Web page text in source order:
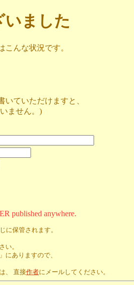
ました
んな状況です。
ていただけますと、
ません。)
published anywhere.
に保管されます。
い。
にありますので、
、 直接作者にメールしてください。